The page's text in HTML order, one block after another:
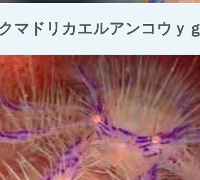
マドリカエルアンコウｙｇ